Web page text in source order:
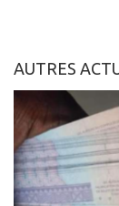
AUTRES